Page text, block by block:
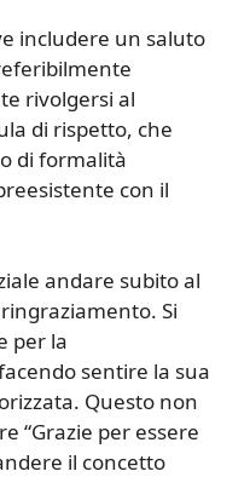
includere un saluto
rivolgersi al
di rispetto, che
di formalità
con il
andare subito al
Si
per la
sentire la sua
Questo non
“Grazie per essere
il concetto